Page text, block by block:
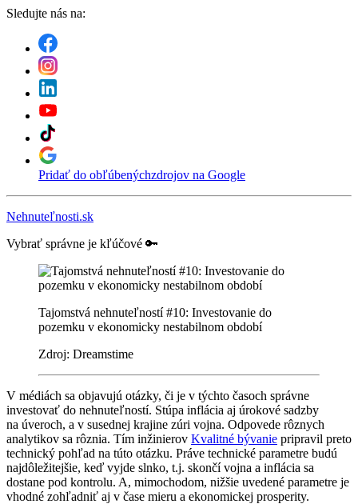
Sledujte nás na:
Pridať do obľúbenýchzdrojov na Google
Nehnuteľnosti.sk
Vybrať správne je kľúčové 🔑
Tajomstvá nehnuteľností #10: Investovanie do
pozemku v ekonomicky nestabilnom období
Zdroj: Dreamstime
V médiách sa objavujú otázky, či je v týchto časoch správne
investovať do nehnuteľností. Stúpa inflácia aj úrokové sadzby
na úveroch, a v susednej krajine zúri vojna. Odpovede rôznych
analytikov sa rôznia. Tím inžinierov Kvalitné bývanie pripravil preto
technický pohľad na túto otázku. Práve technické parametre budú
najdôležitejšie, keď vyjde slnko, t.j. skončí vojna a inflácia sa
dostane pod kontrolu. A, mimochodom, nižšie uvedené parametre je
vhodné zohľadniť aj v čase mieru a ekonomickej prosperity.